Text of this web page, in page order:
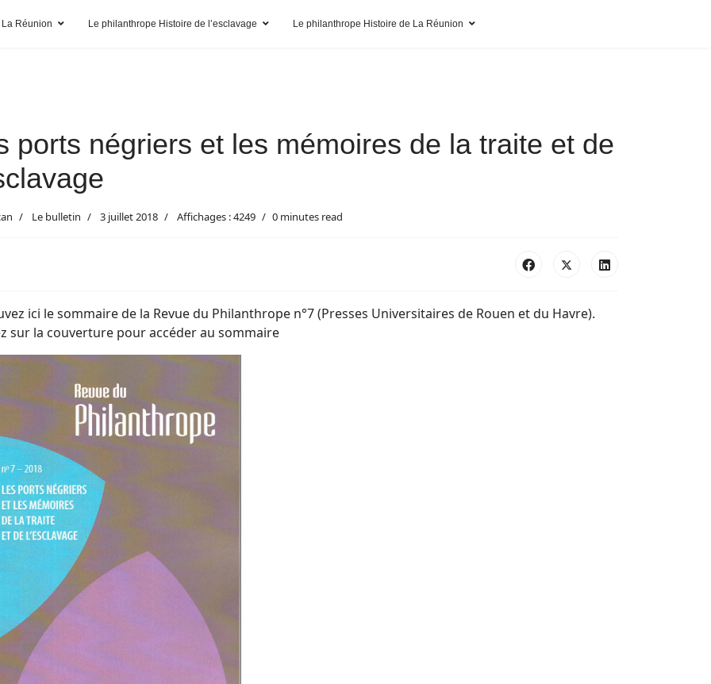
La Réunion Le philanthrope Histoire de l’esclavage Le philanthrope Histoire de La Réunion
ports négriers et les mémoires de la traite et de
Le bulletin 3 juillet 2018 Affichages : 4249 0 minutes read
ici le sommaire de la Revue du Philanthrope n°7 (Presses Universitaires de Rouen et du Havre).
sur la couverture pour accéder au sommaire